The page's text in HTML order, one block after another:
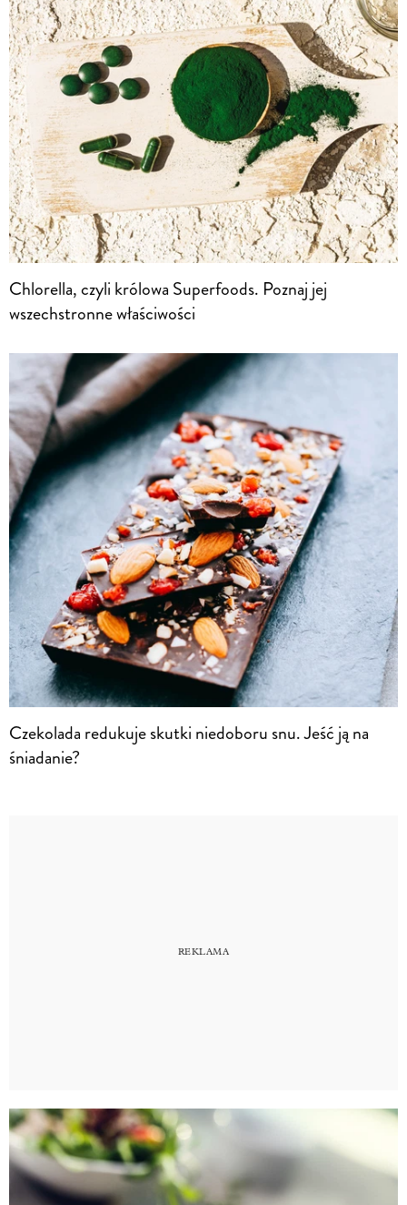
Chlorella, czyli królowa Superfoods. Poznaj jej
wszechstronne właściwości
Czekolada redukuje skutki niedoboru snu. Jeść ją na
śniadanie?